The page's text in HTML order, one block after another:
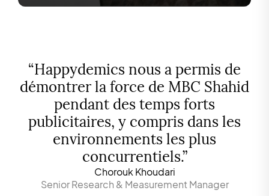
“Happydemics nous a permis de
démontrer la force de MBC Shahid
pendant des temps forts
publicitaires, y compris dans les
environnements les plus
concurrentiels.”
Chorouk Khoudari
Senior Research & Measurement Manager